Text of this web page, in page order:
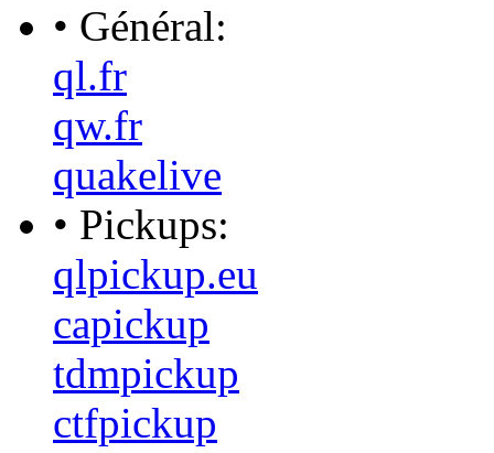
• Général:
ql.fr
qw.fr
quakelive
• Pickups:
qlpickup.eu
capickup
tdmpickup
ctfpickup